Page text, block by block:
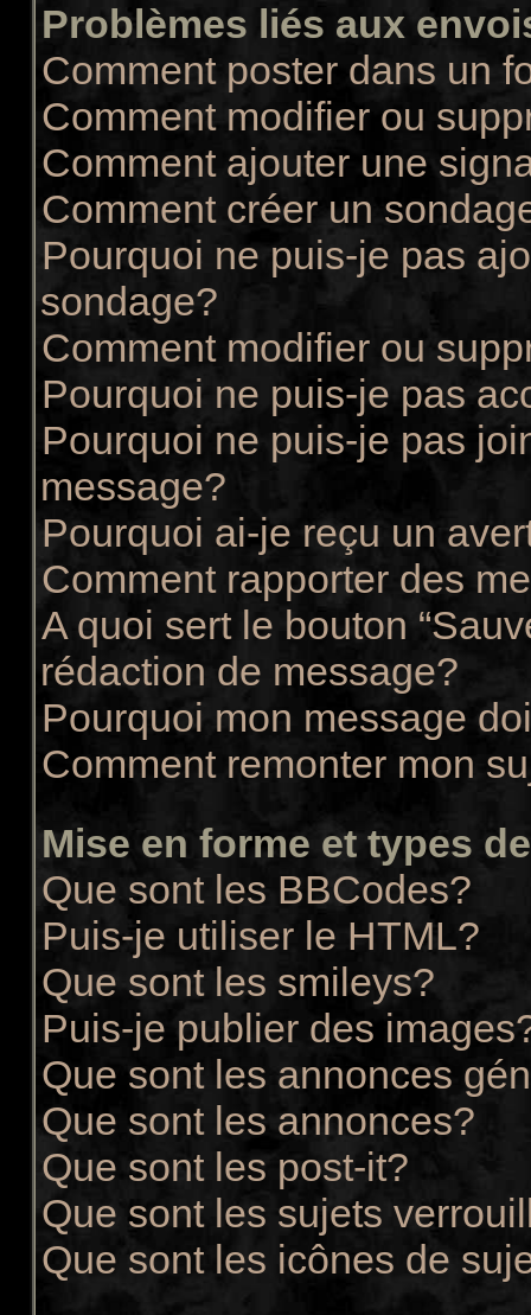
Problèmes liés aux
Comment poster dans un
Comment modifier ou
Comment ajouter une
Comment créer un
Pourquoi ne puis-je pas
sondage?
Comment modifier ou
Pourquoi ne puis-je pas
Pourquoi ne puis-je pas
message?
Pourquoi ai-je reçu un
Comment rapporter des
A quoi sert le bouton
rédaction de message?
Pourquoi mon message
Comment remonter mon
Mise en forme et types
Que sont les BBCodes?
Puis-je utiliser le HTML?
Que sont les smileys?
Puis-je publier des
Que sont les annonces
Que sont les annonces?
Que sont les post-it?
Que sont les sujets
Que sont les icônes de